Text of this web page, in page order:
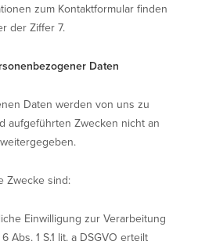
zum Kontaktformular finden
der Ziffer 7.
Daten
Daten werden von uns zu
aufgeführten Zwecken nicht an
Zwecke sind:
Einwilligung zur Verarbeitung
Abs. 1 S.1 lit. a DSGVO erteilt